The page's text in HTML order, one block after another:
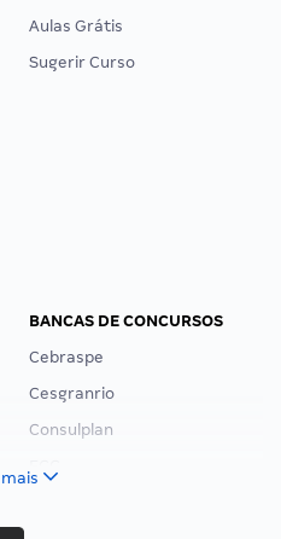
Aulas Grátis
Sugerir Curso
BANCAS DE CONCURSOS
Cebraspe
Cesgranrio
Consulplan